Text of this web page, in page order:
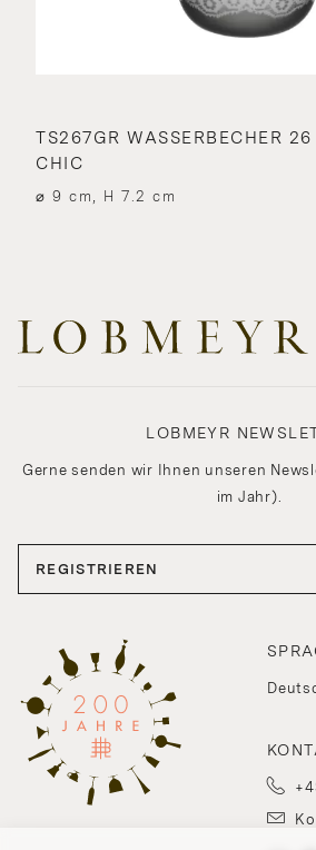
TS267GR WASSERBECHER
CHIC
⌀ 9 cm, H 7.2 cm
LOBMEYR
Gerne senden wir Ihnen unseren
im Jahr).
REGISTRIEREN